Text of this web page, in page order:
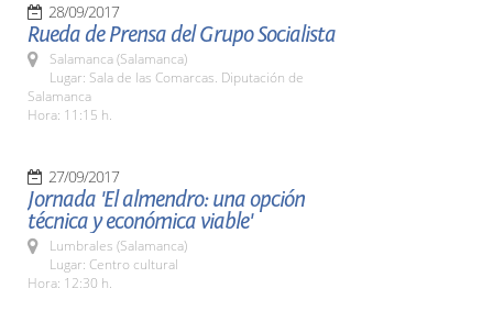
28/09/2017
Rueda de Prensa del Grupo Socialista
Salamanca (Salamanca)
Lugar: Sala de las Comarcas. Diputación de
Salamanca
Hora: 11:15 h.
27/09/2017
Jornada 'El almendro: una opción
técnica y económica viable'
Lumbrales (Salamanca)
Lugar: Centro cultural
Hora: 12:30 h.